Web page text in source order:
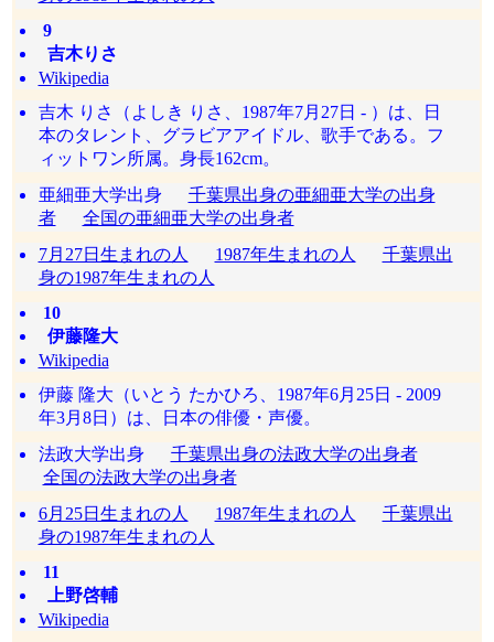
9
吉木りさ
Wikipedia
吉木 りさ（よしき りさ、1987年7月27日 - ）は、日
本のタレント、グラビアアイドル、歌手である。フ
ィットワン所属。身長162cm。
亜細亜大学出身 千葉県出身の亜細亜大学の出身
者
全国の亜細亜大学の出身者
7月27日生まれの人
1987年生まれの人
千葉県出
身の1987年生まれの人
10
伊藤隆大
Wikipedia
伊藤 隆大（いとう たかひろ、1987年6月25日 - 2009
年3月8日）は、日本の俳優・声優。
法政大学出身 千葉県出身の法政大学の出身者
全国の法政大学の出身者
6月25日生まれの人
1987年生まれの人
千葉県出
身の1987年生まれの人
11
上野啓輔
Wikipedia